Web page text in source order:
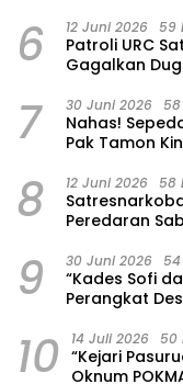
6 12 Juni 2026 59
Patroli URC
Gagalkan
7 30 Juni 2026
‎Nahas!
Pak Tamon
8 12 Juni 2026 58
Peredaran
9 30 Juni 2026
“Kades Sofi
Perangkat
10 14 Juli 2026 50
“Kejari
Oknum